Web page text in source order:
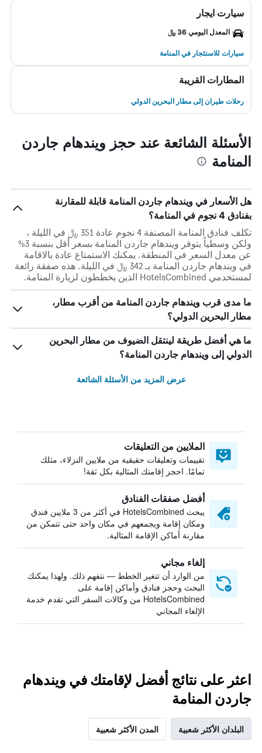
سيارت ايجار
المعدل اليومي 36 ﷼
سيارات للاستئجار في المنامة
المطارات القريبة
رحلات طيران إلى مطار البحرين الدولي
الأسئلة الشائعة عند حجز ويندهام جاردن
المنامة
هل الأسعار في ويندهام جاردن المنامة قابلة للمقارنة
بفنادق 4 نجوم في المنامة؟
تكلف فنادق المنامة المصنفة 4 نجوم عادة 351 ﷼ في الليلة ،
ولكن وسطياً يتوفر ويندهام جاردن المنامة بسعر أقل بنسبة 3%
عن معدل السعر في المنطقة. يمكنك الاستمتاع عادة بالاقامة
في ويندهام جاردن المنامة بـ 342 ﷼ في الليلة. هذه صفقة رائعة
لمستخدمي HotelsCombined الذين يخططون لزيارة المنامة.
ما مدى قرب ويندهام جاردن المنامة من أقرب مطار،
مطار البحرين الدولي؟
ما هي أفضل طريقة لينتقل الضيوف من مطار البحرين
الدولي إلى ويندهام جاردن المنامة؟
عرض المزيد من الأسئلة الشائعة
الملايين من التعليقات
تقييمات وتعليقات حقيقية من ملايين النزلاء، مثلك
تمامًا. احجز إقامتك المثالية بكل ثقة!
أفضل صفقات الفنادق
يبحث HotelsCombined في أكثر من 3 ملايين فندق
ومكان إقامة ويجمعهم في مكان واحد حتى تتمكن من
مقارنة أماكن الإقامة المثالية.
إلغاء مجاني
من الوارد أن تتغير الخطط — نتفهم ذلك. ولهذا يمكنك
البحث وحجز فنادق وأماكن إقامة على
HotelsCombined من وكالات السفر التي تقدم خدمة
الإلغاء المجاني
اعثر على نتائج أفضل لإقامتك في ويندهام
جاردن المنامة
البلدان الأكثر شعبية المدن الأكثر شعبية